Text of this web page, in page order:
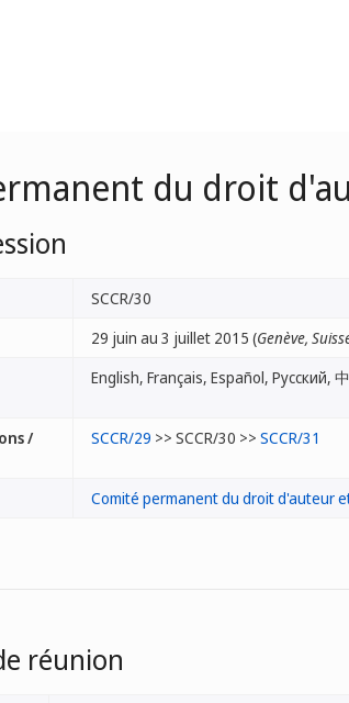
du droit
SCCR/30
29 juin au 3 juillet 2015 (Genève,
/
SCCR/29 >> SCCR/30 >> SCCR/31
Comité permanent du droit d'auteur
réunion